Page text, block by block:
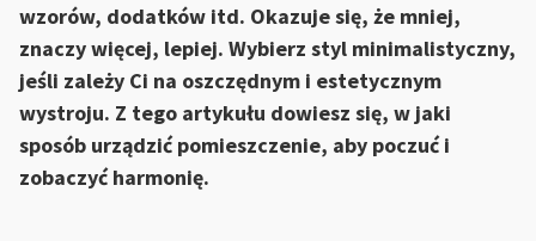
wzorów, dodatków itd. Okazuje się, że mniej,
znaczy więcej, lepiej. Wybierz styl minimalistyczny,
jeśli zależy Ci na oszczędnym i estetycznym
wystroju. Z tego artykułu dowiesz się, w jaki
sposób urządzić pomieszczenie, aby poczuć i
zobaczyć harmonię.